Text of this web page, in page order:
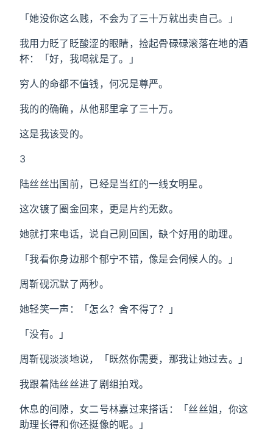
「她没你这么贱，不会为了三十万就出卖自己。」
我用力眨了眨酸涩的眼睛，捡起骨碌碌滚落在地的酒
杯：「好，我喝就是了。」
穷人的命都不值钱，何况是尊严。
我的的确确，从他那里拿了三十万。
这是我该受的。
3
陆丝丝出国前，已经是当红的一线女明星。
这次镀了圈金回来，更是片约无数。
她就打来电话，说自己刚回国，缺个好用的助理。
「我看你身边那个郁宁不错，像是会伺候人的。」
周靳砚沉默了两秒。
她轻笑一声：「怎么？舍不得了？」
「没有。」
周靳砚淡淡地说，「既然你需要，那我让她过去。」
我跟着陆丝丝进了剧组拍戏。
休息的间隙，女二号林嘉过来搭话：「丝丝姐，你这
助理长得和你还挺像的呢。」